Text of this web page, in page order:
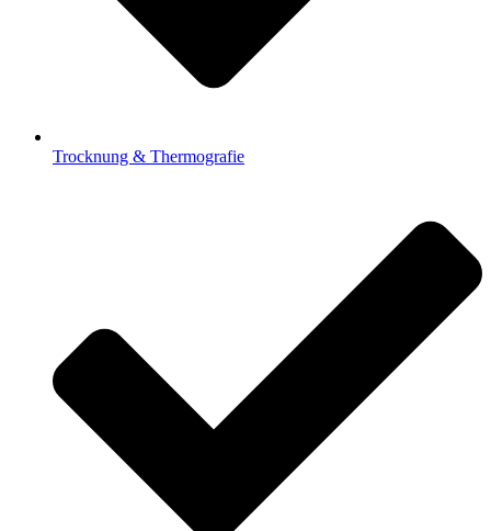
Trocknung & Thermografie